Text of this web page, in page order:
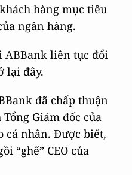
hàng mục tiêu
ngân hàng.
ABBank liên tục đổi
lại đây.
đã chấp thuận
Giám đốc của
cá nhân. Được biết,
“ghế” CEO của